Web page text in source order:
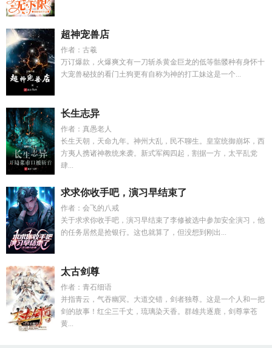
超神宠兽店
作者：古羲
万订爆款，火爆爽文有一刀斩杀黄金巨龙的低等骷髅种有身怀十
大宠兽秘技的看门土狗更有自称为神的打工妹这是一个...
长生志异
作者：真愚老人
长生天朝，天命九年。神州大乱，民不聊生。皇室统御崩坏，西
方夷人携诸神教统来袭。新式军阀四起，割据一方，太平乱党
肆...
求求你收手吧，演习早结束了
作者：会飞的八戒
关于求求你收手吧，演习早结束了李修被选中参加安全演习，他
的任务居然是抢银行。这也就算了，但没想到刚出...
太古剑尊
作者：青石细语
并指青云，气吞幽冥。大道交错，剑者独尊。这是一个人和一把
剑的故事！红尘三千丈，琉璃染天香。群雄共逐鹿，剑尊掌苍
黄...